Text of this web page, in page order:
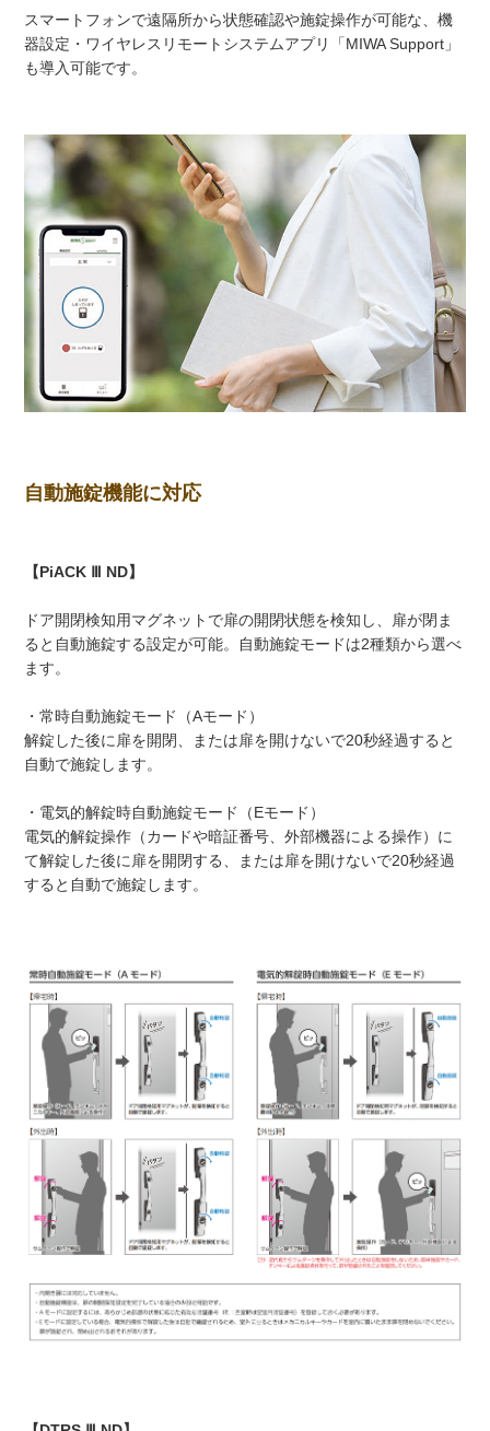
スマートフォンで遠隔所から状態確認や施錠操作が可能な、機
器設定・ワイヤレスリモートシステムアプリ「MIWA Support」
も導入可能です。
自動施錠機能に対応
【PiACK Ⅲ ND】
ドア開閉検知用マグネットで扉の開閉状態を検知し、扉が閉ま
ると自動施錠する設定が可能。自動施錠モードは2種類から選べ
ます。
・常時自動施錠モード（Aモード）
解錠した後に扉を開閉、または扉を開けないで20秒経過すると
自動で施錠します。
・電気的解錠時自動施錠モード（Eモード）
電気的解錠操作（カードや暗証番号、外部機器による操作）に
て解錠した後に扉を開閉する、または扉を開けないで20秒経過
すると自動で施錠します。